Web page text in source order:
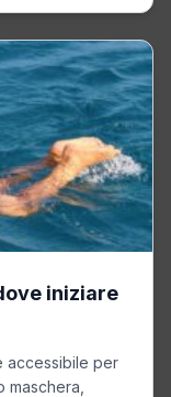
iniziare
accessibile per